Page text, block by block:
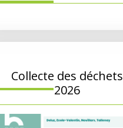
Collecte des déchets
2026